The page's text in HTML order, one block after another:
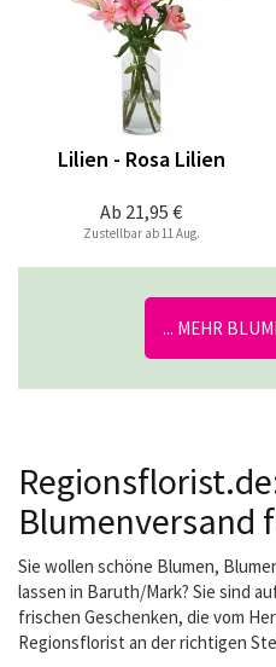
Ab 21,95 €
Lilien - Rosa Lilien
Zustellbar ab 11 Aug.
... MEHR
Blumenversand
Sie wollen schöne Blumen,
lassen in Baruth/Mark? Sie sind
frischen Geschenken, die vom
Regionsflorist an der richtigen